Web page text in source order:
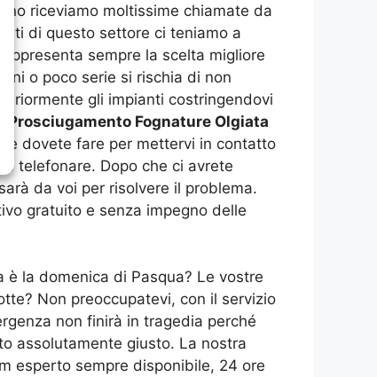
riceviamo moltissime chiamate da
di questo settore ci teniamo a
sempre la scelta migliore
o poco serie si rischia di non
gli impianti costringendovi
Prosciugamento Fognature Olgiata
dovete fare per mettervi in contatto
telefonare. Dopo che ci avrete
da voi per risolvere il problema.
gratuito e senza impegno delle
è la domenica di Pasqua? Le vostre
Non preoccupatevi, con il servizio
non finirà in tragedia perché
assolutamente giusto. La nostra
esperto sempre disponibile, 24 ore